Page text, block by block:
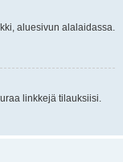
aluesivun alalaidassa.
linkkejä tilauksiisi.